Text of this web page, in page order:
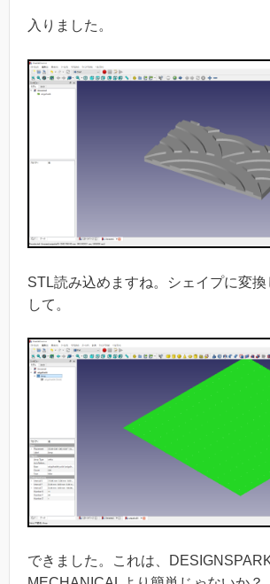
入りました。
STL読み込めますね。シェイプに変換
して。
できました。これは、